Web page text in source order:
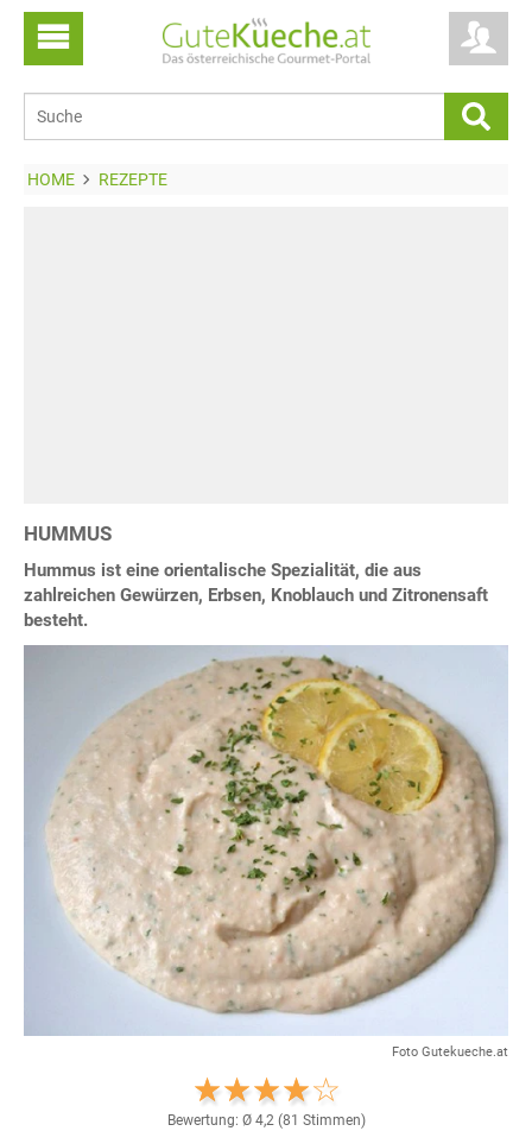
HOME REZEPTE
HUMMUS
Hummus ist eine orientalische Spezialität, die aus
zahlreichen Gewürzen, Erbsen, Knoblauch und Zitronensaft
besteht.
Foto Gutekueche.at
Bewertung: Ø 4,2(81 Stimmen)